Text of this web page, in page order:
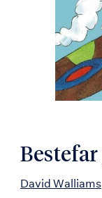
David Walliams